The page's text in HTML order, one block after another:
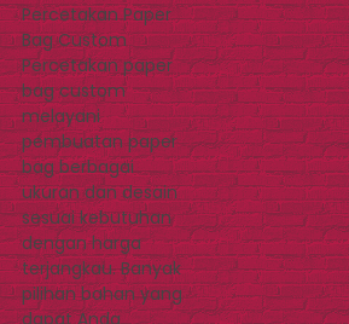
Percetakan Paper
Bag Custom
Percetakan paper
bag custom
melayani
pembuatan paper
bag berbagai
ukuran dan desain
sesuai kebutuhan
dengan harga
terjangkau. Banyak
pilihan bahan yang
dapat Anda